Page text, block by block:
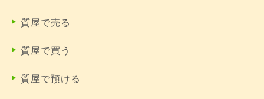
質屋で売る
質屋で買う
質屋で預ける